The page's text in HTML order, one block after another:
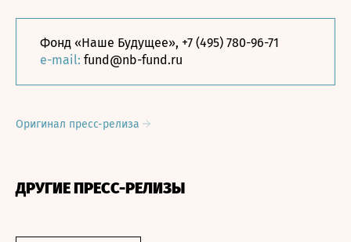
Фонд «Наше Будущее», +7 (495) 780-96-71
e-mail: fund@nb-fund.ru
Оригинал пресс-релиза
ДРУГИЕ ПРЕСС-РЕЛИЗЫ